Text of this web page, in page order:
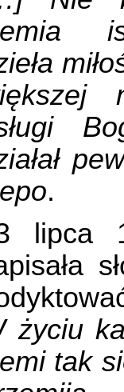
.
lipca
życiu
tak